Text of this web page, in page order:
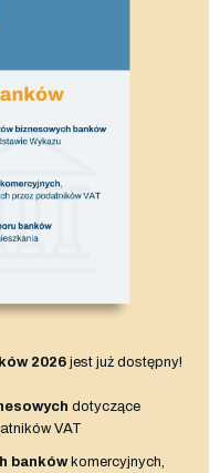
2026 jest już dostępny!
dotyczące
VAT
bankówkomercyjnych,